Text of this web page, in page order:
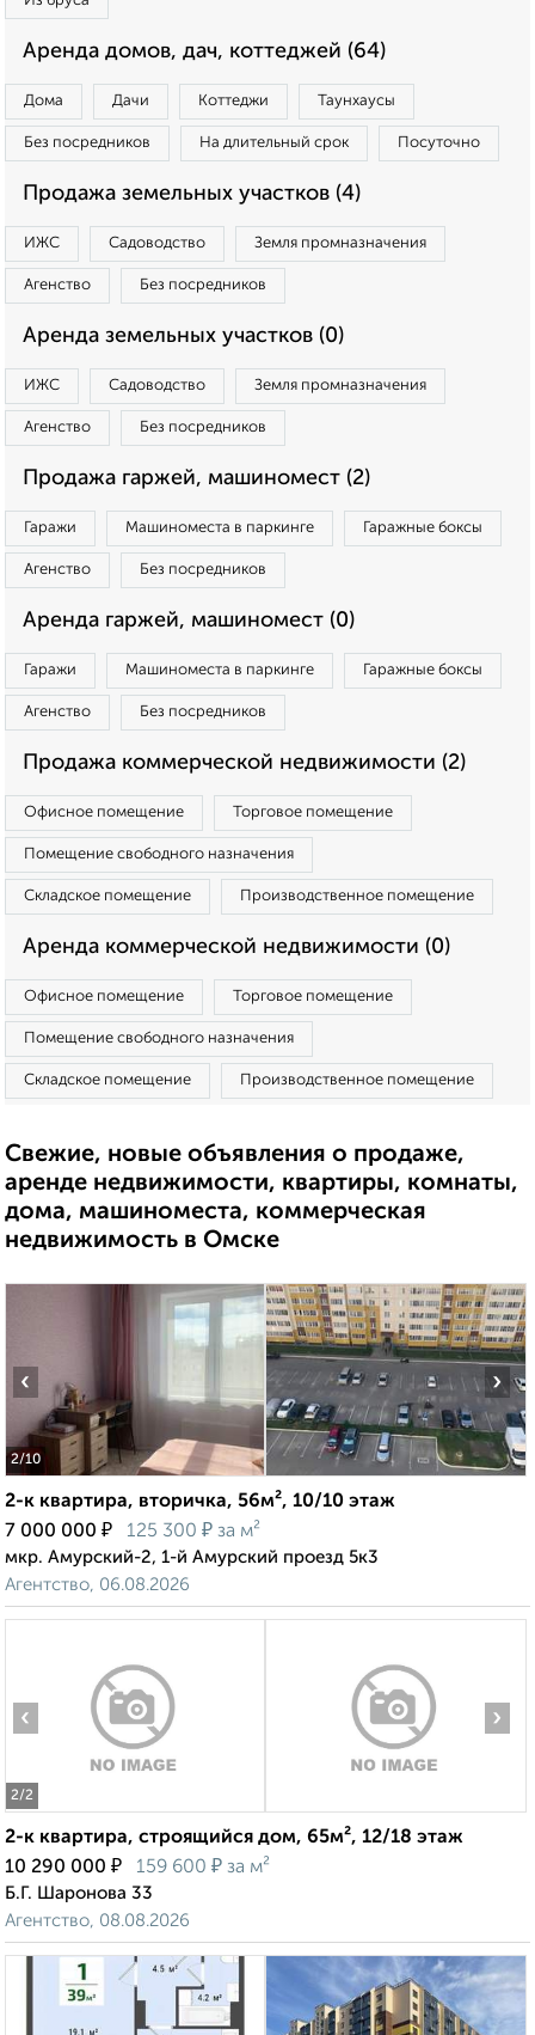
Аренда домов, дач, коттеджей (64)
Дома Дачи Коттеджи Таунхаусы
Без посредников На длительный срок Посуточно
Продажа земельных участков (4)
ИЖС Садоводство Земля промназначения
Агенство Без посредников
Аренда земельных участков (0)
ИЖС Садоводство Земля промназначения
Агенство Без посредников
Продажа гаржей, машиномест (2)
Гаражи Машиноместа в паркинге Гаражные боксы
Агенство Без посредников
Аренда гаржей, машиномест (0)
Гаражи Машиноместа в паркинге Гаражные боксы
Агенство Без посредников
Продажа коммерческой недвижимости (2)
Офисное помещение Торговое помещение
Помещение свободного назначения
Складское помещение Производственное помещение
Аренда коммерческой недвижимости (0)
Офисное помещение Торговое помещение
Помещение свободного назначения
Складское помещение Производственное помещение
Свежие, новые объявления о продаже,
аренде недвижимости, квартиры, комнаты,
дома, машиноместа, коммерческая
недвижимость в Омске
2/10
‹ ›
2-к квартира, вторичка, 56м², 10/10 этаж
7 000 000 ₽ 125 300 ₽ за м²
мкр. Амурский-2, 1-й Амурский проезд 5к3
Агентство, 06.08.2026
2/2
‹ ›
2-к квартира, строящийся дом, 65м², 12/18 этаж
10 290 000 ₽ 159 600 ₽ за м²
Б.Г. Шаронова 33
Агентство, 08.08.2026